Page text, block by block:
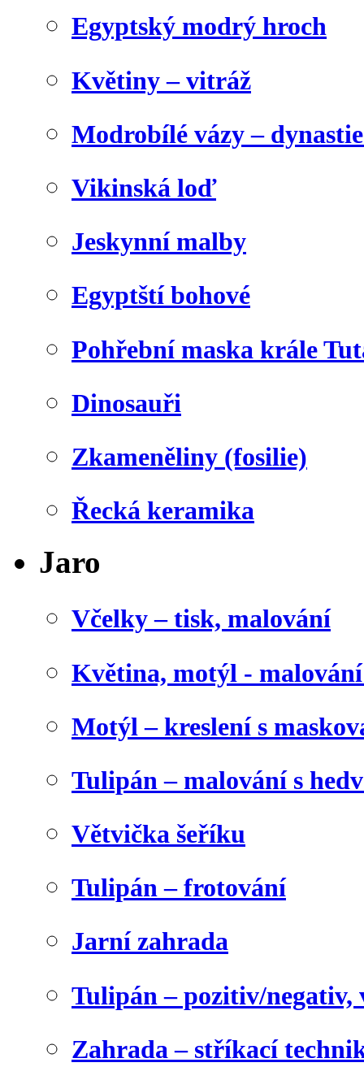
Egyptský modrý hroch
Květiny – vitráž
Modrobílé vázy –
Vikinská loď
Jeskynní malby
Egyptští bohové
Pohřební maska krále
Dinosauři
Zkameněliny (fosilie)
Řecká keramika
Jaro
Včelky – tisk, malování
Květina, motýl -
Motýl – kreslení s
Tulipán – malování s
Větvička šeříku
Tulipán – frotování
Jarní zahrada
Tulipán – pozitiv/negativ,
Zahrada – stříkací